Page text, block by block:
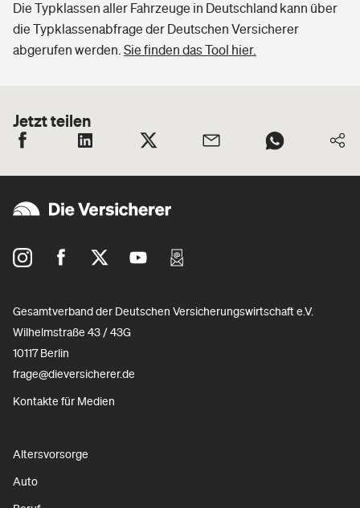
Die Typklassen aller Fahrzeuge in Deutschland kann über
die Typklassenabfrage der Deutschen Versicherer
abgerufen werden. Sie finden das Tool hier.
Jetzt teilen
Gesamtverband der Deutschen Versicherungswirtschaft e.V.
Wilhelmstraße 43 / 43G
10117 Berlin
frage@dieversicherer.de
Kontakte für Medien
Altersvorsorge
Auto